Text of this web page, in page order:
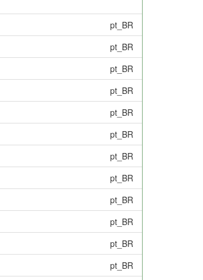
pt_BR
pt_BR
pt_BR
pt_BR
pt_BR
pt_BR
pt_BR
pt_BR
pt_BR
pt_BR
pt_BR
pt_BR